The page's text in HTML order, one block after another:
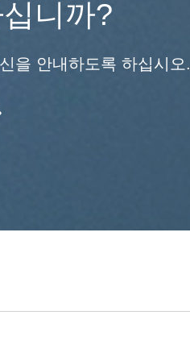
니까?
을 안내하도록 하십시오.